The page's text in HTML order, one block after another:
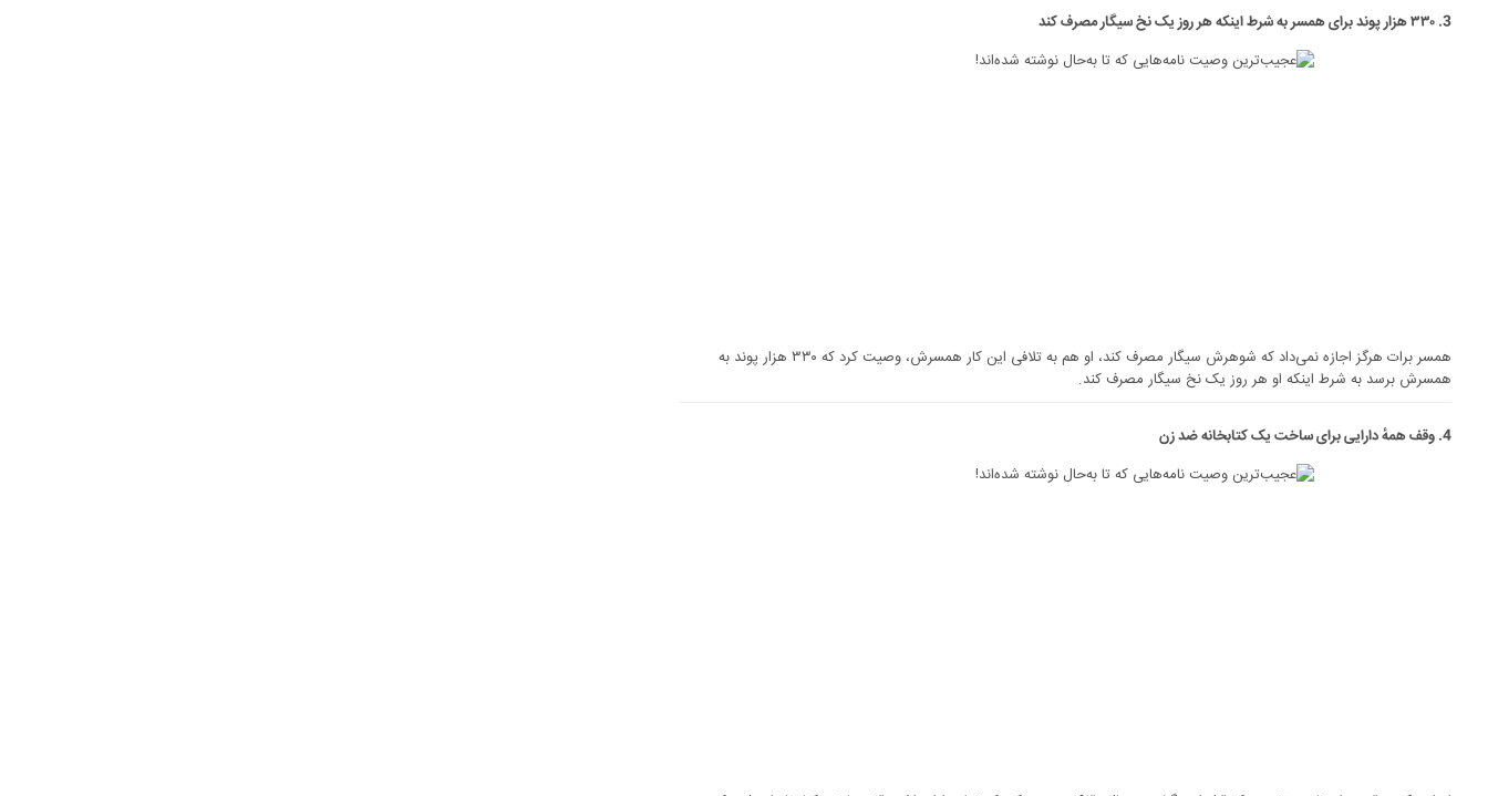
3. ۳۳۰ هزار پوند برای همسر به شرط اینکه هر روز یک نخ سیگار مصرف کند
همسر برات هرگز اجازه نمی‌داد که شوهرش سیگار مصرف کند، او هم به تلافی این کار همسرش، وصیت کرد که ۳۳۰ هزار پوند به
همسرش برسد به شرط اینکه او هر روز یک نخ سیگار مصرف کند.
4. وقف همهٔ دارایی برای ساخت یک کتابخانه ضد زن